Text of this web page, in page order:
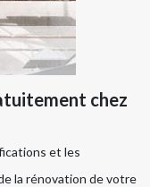
chez
et les
la rénovation de votre